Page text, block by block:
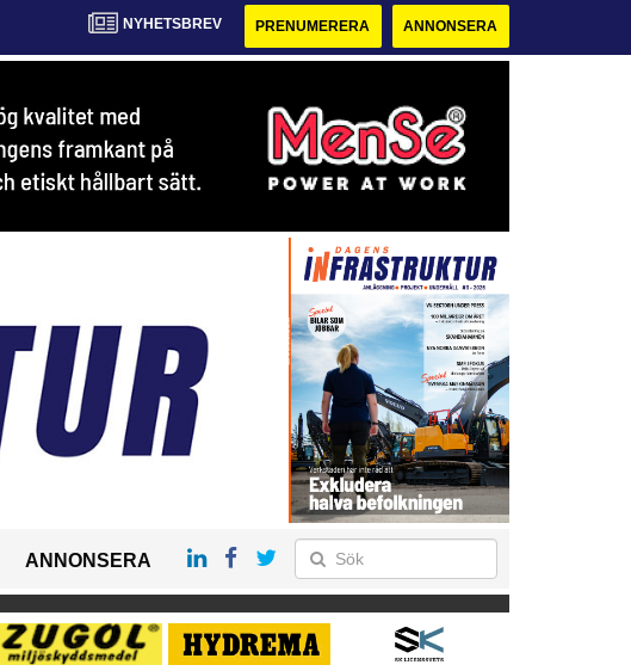
NYHETSBREV PRENUMERERA ANNONSERA
ANNONSERA